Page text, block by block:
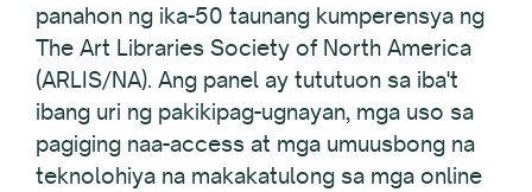
panahon ng ika-50 taunang kumperensya ng
The Art Libraries Society of North America
(ARLIS/NA). Ang panel ay tututuon sa iba't
ibang uri ng pakikipag-ugnayan, mga uso sa
pagiging naa-access at mga umuusbong na
teknolohiya na makakatulong sa mga online